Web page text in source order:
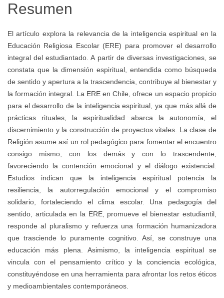
Resumen
El artículo explora la relevancia de la inteligencia espiritual en la
Educación Religiosa Escolar (ERE) para promover el desarrollo
integral del estudiantado. A partir de diversas investigaciones, se
constata que la dimensión espiritual, entendida como búsqueda
de sentido y apertura a la trascendencia, contribuye al bienestar y
la formación integral. La ERE en Chile, ofrece un espacio propicio
para el desarrollo de la inteligencia espiritual, ya que más allá de
prácticas rituales, la espiritualidad abarca la autonomía, el
discernimiento y la construcción de proyectos vitales. La clase de
Religión asume así un rol pedagógico para fomentar el encuentro
consigo mismo, con los demás y con lo trascendente,
favoreciendo la contención emocional y el diálogo existencial.
Estudios indican que la inteligencia espiritual potencia la
resiliencia, la autorregulación emocional y el compromiso
solidario, fortaleciendo el clima escolar. Una pedagogía del
sentido, articulada en la ERE, promueve el bienestar estudiantil,
responde al pluralismo y refuerza una formación humanizadora
que trasciende lo puramente cognitivo. Así, se construye una
educación más plena. Asimismo, la inteligencia espiritual se
vincula con el pensamiento crítico y la conciencia ecológica,
constituyéndose en una herramienta para afrontar los retos éticos
y medioambientales contemporáneos.